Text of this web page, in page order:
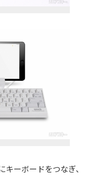
ーボードをつなぎ、